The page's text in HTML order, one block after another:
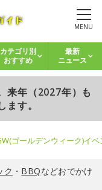
MENU
カテゴリ別
おすすめ
最新
ニュース
来年（2027年）も
す。
ゴールデンウィーク)イ
ク ・ BBQなどおでかけ